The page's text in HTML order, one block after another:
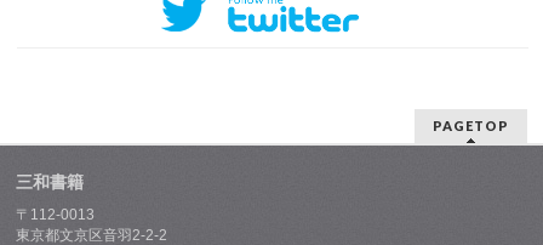
PAGETOP
三和書籍
〒112-0013
東京都文京区音羽2-2-2